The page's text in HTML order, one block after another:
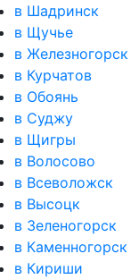
в Шадринск
в Щучье
в Железногорск
в Курчатов
в Обоянь
в Суджу
в Щигры
в Волосово
в Всеволожск
в Высоцк
в Зеленогорск
в Каменногорск
в Кириши